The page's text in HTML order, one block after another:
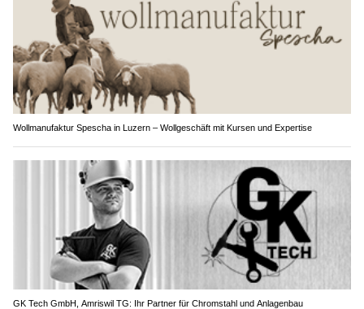
Wollmanufaktur Spescha in Luzern – Wollgeschäft mit Kursen und Expertise
GK Tech GmbH, Amriswil TG: Ihr Partner für Chromstahl und Anlagenbau